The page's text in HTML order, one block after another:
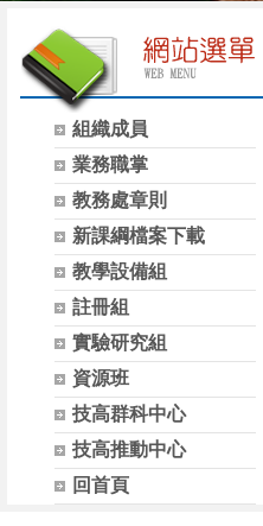
組織成員
業務職掌
教務處章則
新課綱檔案下載
教學設備組
註冊組
實驗研究組
資源班
技高群科中心
技高推動中心
回首頁